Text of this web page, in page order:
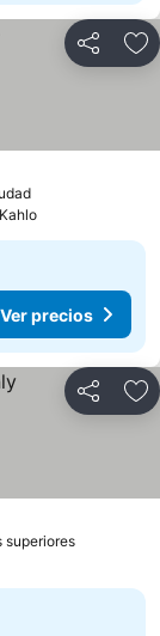
Compartir
Ver precios
Ver precios
Compartir
superioresVer